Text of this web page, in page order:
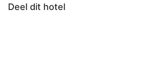
Deel dit hotel